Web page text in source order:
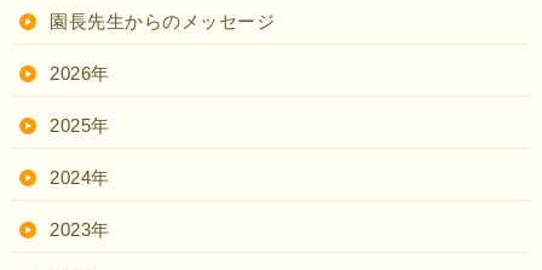
園長先生からのメッセージ
2026年
2025年
2024年
2023年